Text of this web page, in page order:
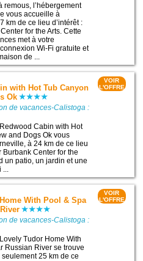
remous, l’hébergement
vous accueille à
km de ce lieu d’intérêt :
for the Arts. Cette
met à votre
Wi-Fi gratuite et
de ...
with Hot Tub Canyon
Ok
de vacances-Calistoga :
Cabin with Hot
and Dogs Ok vous
à 24 km de ce lieu
Burbank Center for the
un patio, un jardin et une
VOIR
L'OFFRE
With Pool & Spa
de vacances-Calistoga :
Tudor Home With
Russian River se trouve
25 km de ce
VOIR
L'OFFRE